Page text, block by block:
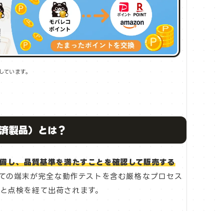
います。
製品）とは？
、品質基準を満たすことを確認して販売する
の端末が完全な動作テストを含む厳格なプロセス
点検を経て出荷されます。